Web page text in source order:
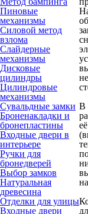
Пиновые
механизмы
Силовой метод
взлома
Слайдерные
механизмы
Дисковые
цилиндры
Цилиндровые
механизмы
Сувальдные замки
Броненакладки и
бронепластины
Входные двери в
интерьере
Ручки для
бронедверей
Выбор замков
Натуральная
древесина
Отделки для улицы
Входные двери
В